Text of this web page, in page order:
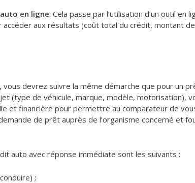
en ligne. Cela passe par l’utilisation d’un outil en
aux résultats (coût total du crédit, montant
devrez suivre la même démarche que pour un
(type de véhicule, marque, modèle, motorisation),
et financière pour permettre au comparateur de
de prêt auprès de l’organisme concerné et
auto avec réponse immédiate sont les suivants :
;